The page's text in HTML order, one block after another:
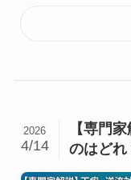
【専門
のはどれ
2026
4/14